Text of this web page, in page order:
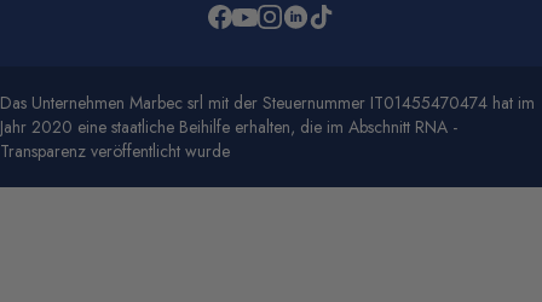
Das Unternehmen Marbec srl mit der Steuernummer IT01455470474 hat im
Jahr 2020 eine staatliche Beihilfe erhalten, die im Abschnitt RNA -
Transparenz veröffentlicht wurde